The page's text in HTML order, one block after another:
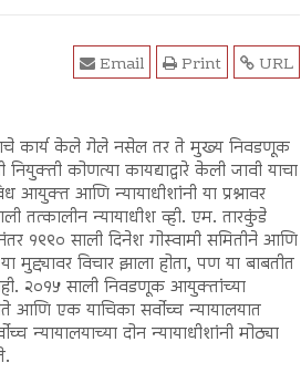
URL
Print
Email
कार्य केले गेले नसेल तर ते मुख्य निवडणूक
कोणत्या कायद्याद्वारे केली जावी याचा
आयुक्त आणि न्यायाधीशांनी या प्रश्नावर
न्यायाधीश व्ही. एम. तारकुंडे
१९९० साली दिनेश गोस्वामी समितीने आणि
विचार झाला होता, पण या बाबतीत
२०१५ साली निवडणूक आयुक्तांच्या
आणि एक याचिका सर्वोच्च न्यायालयात
न्यायालयाच्या दोन न्यायाधीशांनी मोठ्या